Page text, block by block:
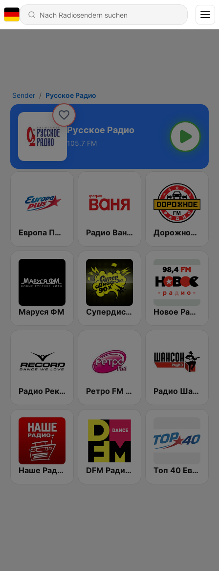
Sender Русское Радио
Русское Радио
105.7 FM
Европа Плюс (Europa Plus) Радио Ваня (Radio Vanya) Дорожное Радио (Dorojnoe Radio)
Маруся ФМ Супердискотека 90х Радио Рекорд (Radio Record 90s Superdisco) Новое Радио (New Radio, Novoe Radio)
Радио Рекорд 101.9 (Radio Record) Ретро FM (Retro FM) Радио Шансон (Chanson)
Наше Радио (Radio Nashe) DFM Радио 101.2 FM (DFM Radio) Топ 40 Европа Плюс (Top 40 Europa Plus)